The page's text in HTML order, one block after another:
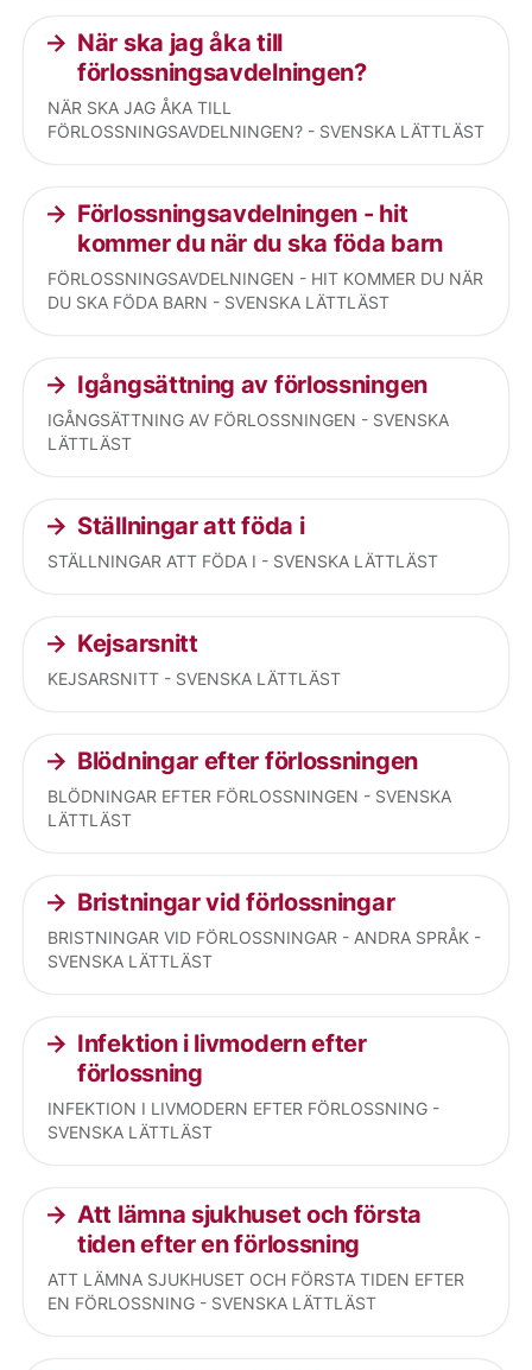
När ska jag åka till
förlossningsavdelningen?
NÄR SKA JAG ÅKA TILL
FÖRLOSSNINGSAVDELNINGEN? - SVENSKA LÄTTLÄST
Förlossningsavdelningen - hit
kommer du när du ska föda barn
FÖRLOSSNINGSAVDELNINGEN - HIT KOMMER DU NÄR
DU SKA FÖDA BARN - SVENSKA LÄTTLÄST
Igångsättning av förlossningen
IGÅNGSÄTTNING AV FÖRLOSSNINGEN - SVENSKA
LÄTTLÄST
Ställningar att föda i
STÄLLNINGAR ATT FÖDA I - SVENSKA LÄTTLÄST
Kejsarsnitt
KEJSARSNITT - SVENSKA LÄTTLÄST
Blödningar efter förlossningen
BLÖDNINGAR EFTER FÖRLOSSNINGEN - SVENSKA
LÄTTLÄST
Bristningar vid förlossningar
BRISTNINGAR VID FÖRLOSSNINGAR - ANDRA SPRÅK -
SVENSKA LÄTTLÄST
Infektion i livmodern efter
förlossning
INFEKTION I LIVMODERN EFTER FÖRLOSSNING -
SVENSKA LÄTTLÄST
Att lämna sjukhuset och första
tiden efter en förlossning
ATT LÄMNA SJUKHUSET OCH FÖRSTA TIDEN EFTER
EN FÖRLOSSNING - SVENSKA LÄTTLÄST